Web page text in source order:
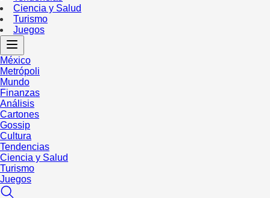
Ciencia y Salud
Turismo
Juegos
México
Metrópoli
Mundo
Finanzas
Análisis
Cartones
Gossip
Cultura
Tendencias
Ciencia y Salud
Turismo
Juegos